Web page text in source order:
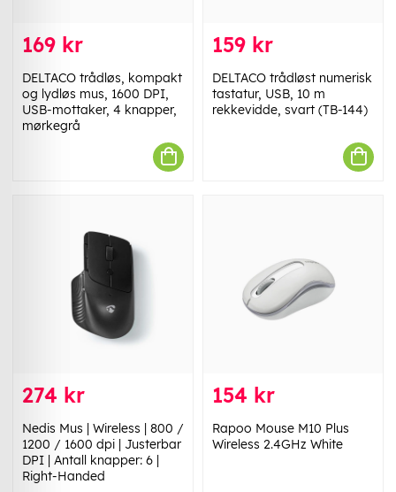
169 kr
DELTACO trådløs, kompakt
og lydløs mus, 1600 DPI,
USB-mottaker, 4 knapper,
mørkegrå
159 kr
DELTACO trådløst numerisk
tastatur, USB, 10 m
rekkevidde, svart (TB-144)
274 kr
Nedis Mus | Wireless | 800 /
1200 / 1600 dpi | Justerbar
DPI | Antall knapper: 6 |
Right-Handed
154 kr
Rapoo Mouse M10 Plus
Wireless 2.4GHz White